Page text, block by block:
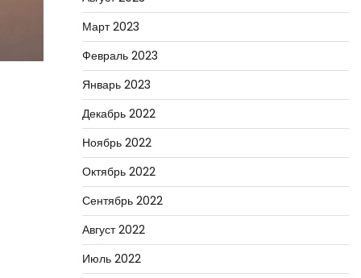
Март 2023
Февраль 2023
Январь 2023
Декабрь 2022
Ноябрь 2022
Октябрь 2022
Сентябрь 2022
Август 2022
Июль 2022